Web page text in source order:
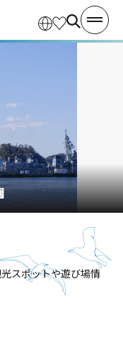
スポットや遊び場情